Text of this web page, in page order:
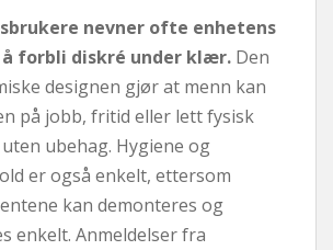
nevner ofte enhetens
forbli diskré under klær. Den
designen gjør at menn kan
på jobb, fritid eller lett fysisk
ubehag. Hygiene og
er også enkelt, ettersom
kan demonteres og
enkelt. Anmeldelser fra